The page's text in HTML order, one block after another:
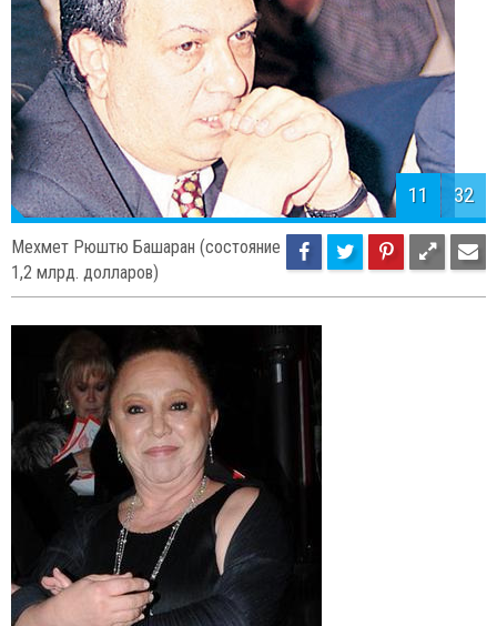
Мехмет Рюштю Башаран (состояние
1,2 млрд. долларов)